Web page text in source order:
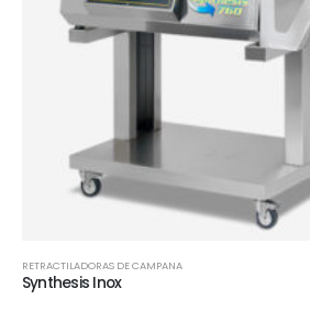
RETRACTILADORAS DE CAMPANA
Synthesis Inox